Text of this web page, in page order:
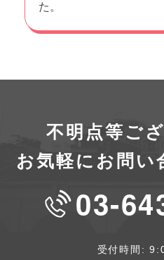
た。
不明点等ご
お気軽にお問
03-
受付時間: